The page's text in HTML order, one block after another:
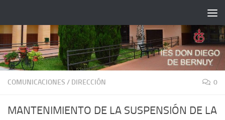
COMUNICACIONES / DIRECCIÓN 0
MANTENIMIENTO DE LA SUSPENSIÓN DE LA